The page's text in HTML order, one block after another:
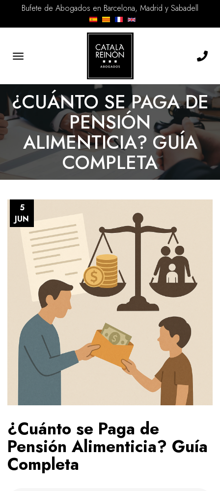
Bufete de Abogados en Barcelona, Madrid y Sabadell
Toggle
¿CUÁNTO SE PAGA DE
PENSIÓN
ALIMENTICIA? GUÍA
COMPLETA
5
JUN
¿Cuánto se Paga de
Pensión Alimenticia? Guía
Completa